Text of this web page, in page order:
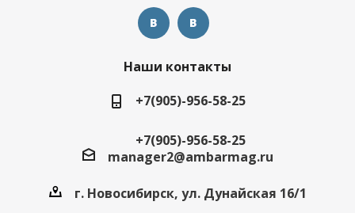
Наши контакты
+7(905)-956-58-25
+7(905)-956-58-25
manager2@ambarmag.ru
г. Новосибирск, ул. Дунайская 16/1